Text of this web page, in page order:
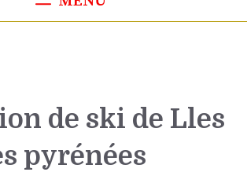
de ski de Lles
pyrénées